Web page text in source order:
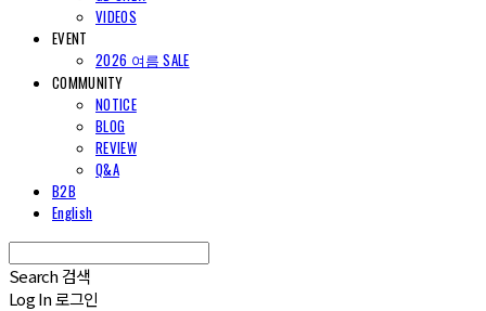
VIDEOS
EVENT
2026 여름 SALE
COMMUNITY
NOTICE
BLOG
REVIEW
Q&A
B2B
English
Search 검색
Log In로그인